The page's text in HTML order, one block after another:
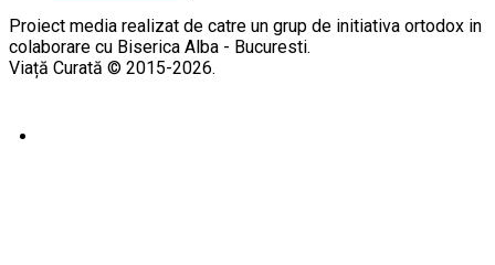
Proiect media realizat de catre un grup de initiativa ortodox in
colaborare cu Biserica Alba - Bucuresti.
Viață Curată © 2015-2026.